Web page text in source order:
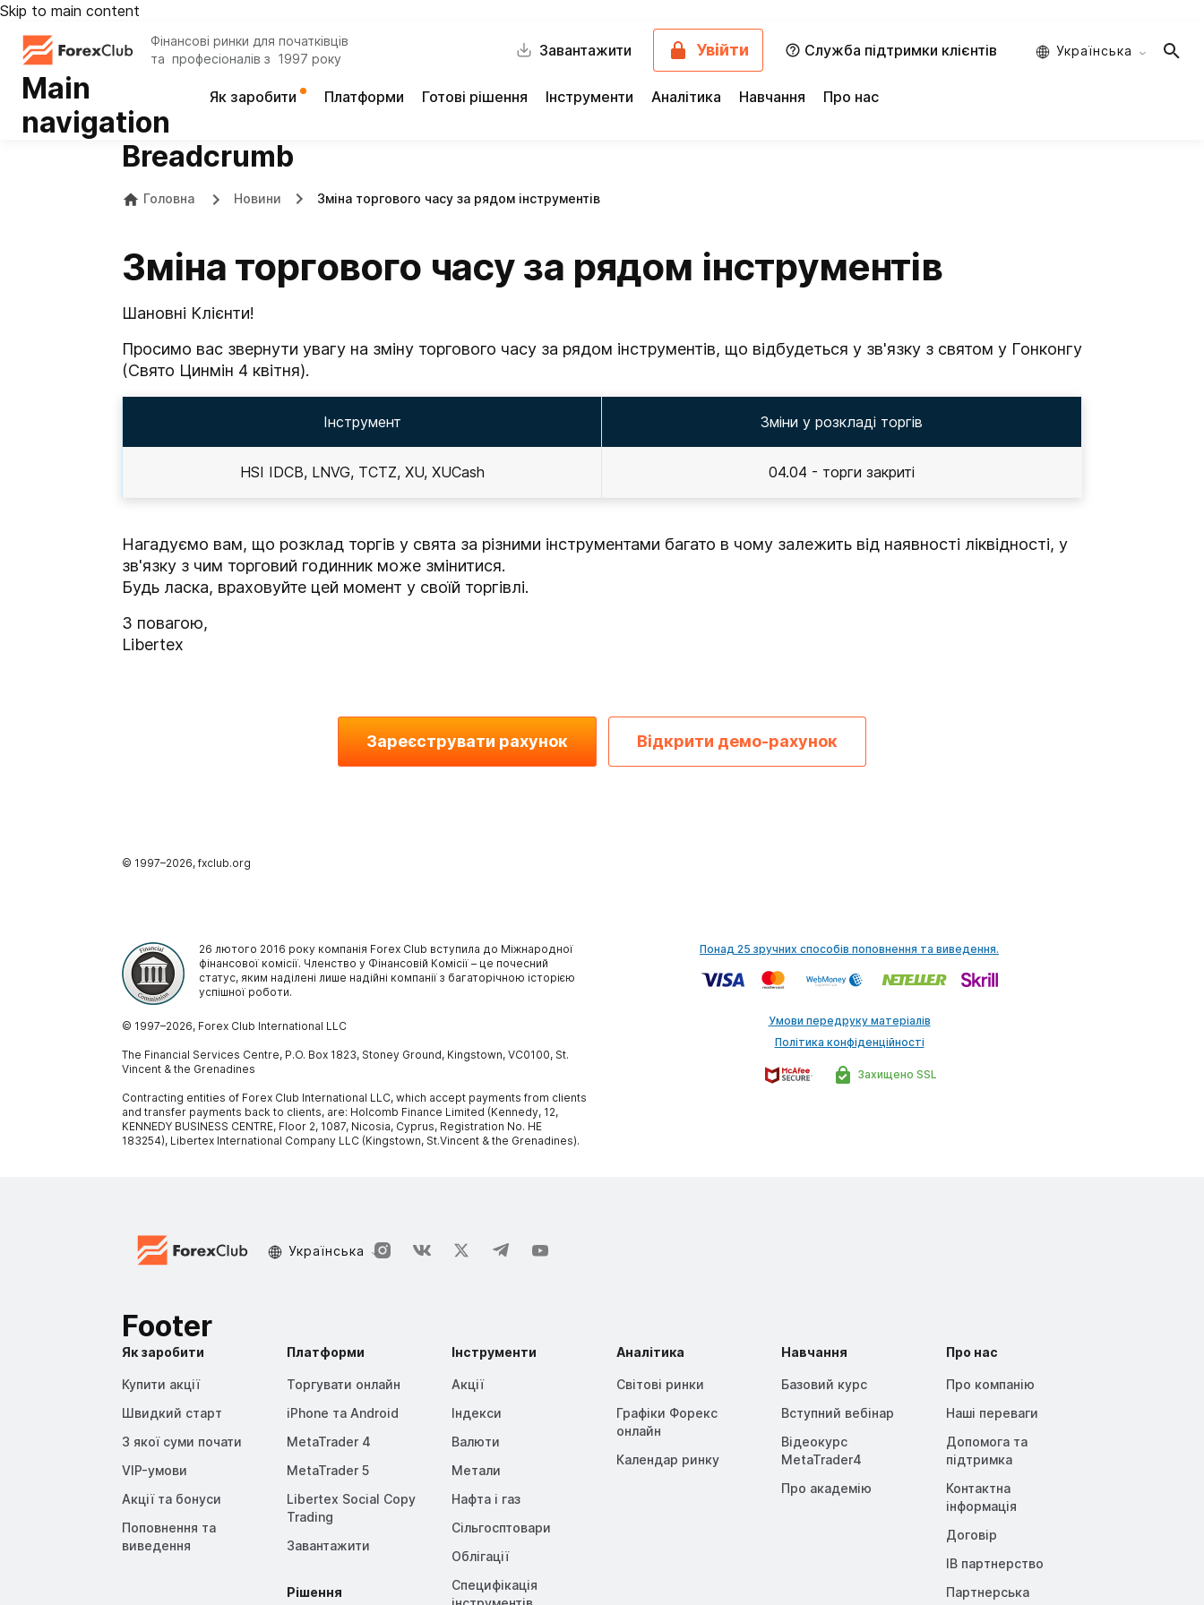
Skip to main content
Фінансові ринки для початківців
та професіоналів з 1997 року
Завантажити Увійти Служба підтримки клієнтів Украïнська
Main
navigation
Як заробити Платформи Готові рішення Інструменти Аналітика Навчання Про нас
Breadcrumb
Головна Новини Зміна торгового часу за рядом інструментів
Зміна торгового часу за рядом інструментів
Шановні Клієнти!
Просимо вас звернути увагу на зміну торгового часу за рядом інструментів, що відбудеться у зв'язку з святом у Гонконгу
(Свято Цинмін 4 квітня).
Інструмент Зміни у розкладі торгів
HSI IDCB, LNVG, TCTZ, XU, XUCash 04.04 - торги закриті
Нагадуємо вам, що розклад торгів у свята за різними інструментами багато в чому залежить від наявності ліквідності, у
зв'язку з чим торговий годинник може змінитися.
Будь ласка, враховуйте цей момент у своїй торгівлі.
З повагою,
Libertex
Зареєструвати рахунок Відкрити демо-рахунок
© 1997–2026, fxclub.org
26 лютого 2016 року компанія Forex Club вступила до Міжнародної
фінансової комісії. Членство у Фінансовій Комісії – це почесний
статус, яким наділені лише надійні компанії з багаторічною історією
успішної роботи.
© 1997–2026, Forex Club International LLC
The Financial Services Centre, P.O. Box 1823, Stoney Ground, Kingstown, VC0100, St.
Vincent & the Grenadines
Contracting entities of Forex Club International LLC, which accept payments from clients
and transfer payments back to clients, are: Holcomb Finance Limited (Kennedy, 12,
KENNEDY BUSINESS CENTRE, Floor 2, 1087, Nicosia, Cyprus, Registration No. HE
183254), Libertex International Company LLC (Kingstown, St.Vincent & the Grenadines).
Понад 25 зручних способів поповнення та виведення.
Захищено SSL
Умови передруку матеріалів
Політика конфіденційності
Украïнська
Footer
Як заробити
Купити акції
Швидкий старт
З якої суми почати
VIP-умови
Акції та бонуси
Поповнення та
виведення
Платформи
Торгувати онлайн
iPhone та Android
MetaTrader 4
MetaTrader 5
Libertex Social Copy
Trading
Завантажити
Рішення
Інструменти
Акції
Індекси
Валюти
Метали
Нафта і газ
Сільгосптовари
Облігації
Специфікація
Аналітика
Світові ринки
Графіки Форекс
онлайн
Календар ринку
Навчання
Базовий курс
Вступний вебінар
Відеокурс
MetaTrader4
Про академію
Про нас
Про компанію
Наші переваги
Допомога та
підтримка
Контактна
інформація
Договір
IB партнерство
Партнерська